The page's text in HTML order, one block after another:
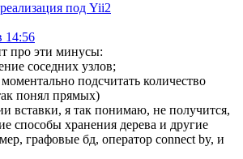
под Yii2
14:56
про эти минусы:
соседних узлов;
подсчитать количество
понял прямых)
вставки, я так понимаю, не получится,
способы хранения дерева и другие
графовые бд, оператор connect by, и